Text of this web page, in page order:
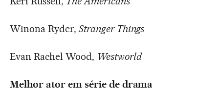
Winona Ryder, Stranger Things
Evan Rachel Wood, Westworld
Melhor ator em série de drama